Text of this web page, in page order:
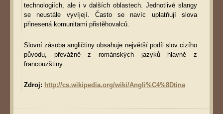
technologiích, ale i v dalších oblastech. Jednotlivé slangy
se neustále vyvíjejí. Často se navíc uplatňují slova
přinesená komunitami přistěhovalců.
Slovní zásoba angličtiny obsahuje největší podíl slov cizího
původu, převážně z románských jazyků hlavně z
francouzštiny.
Zdroj: http://cs.wikipedia.org/wiki/Angli%C4%8Dtina